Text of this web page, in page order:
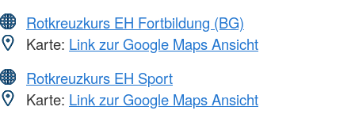
Rotkreuzkurs EH Fortbildung (BG)
Karte: Link zur Google Maps Ansicht
Rotkreuzkurs EH Sport
Karte: Link zur Google Maps Ansicht